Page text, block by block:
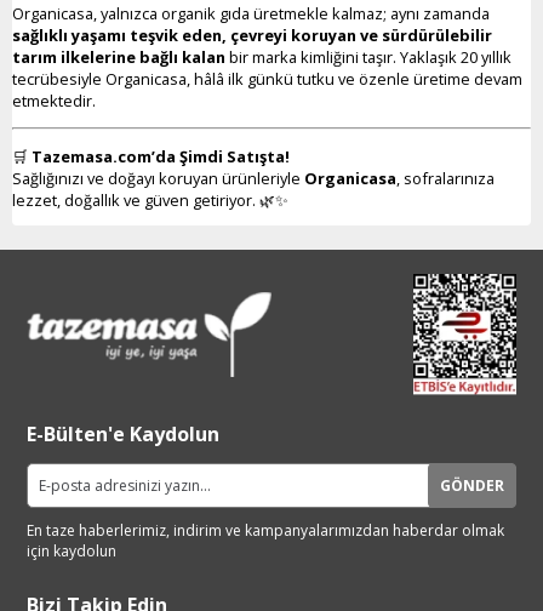
Organicasa, yalnızca organik gıda üretmekle kalmaz; aynı zamanda
sağlıklı yaşamı teşvik eden, çevreyi koruyan ve sürdürülebilir
tarım ilkelerine bağlı kalan bir marka kimliğini taşır. Yaklaşık 20 yıllık
tecrübesiyle Organicasa, hâlâ ilk günkü tutku ve özenle üretime devam
etmektedir.
🛒 Tazemasa.com’da Şimdi Satışta!
Sağlığınızı ve doğayı koruyan ürünleriyle Organicasa , sofralarınıza
lezzet, doğallık ve güven getiriyor. 🌿✨
E-Bülten'e Kaydolun
GÖNDER
En taze haberlerimiz, indirim ve kampanyalarımızdan haberdar olmak
için kaydolun
Bizi Takip Edin